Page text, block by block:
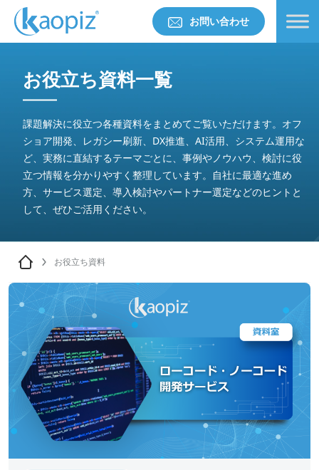
お問い合わせ
お役立ち資料一覧
課題解決に役立つ各種資料をまとめてご覧いただけます。オフ
ショア開発、レガシー刷新、DX推進、AI活用、システム運用な
ど、実務に直結するテーマごとに、事例やノウハウ、検討に役
立つ情報を分かりやすく整理しています。自社に最適な進め
方、サービス選定、導入検討やパートナー選定などのヒントと
して、ぜひご活用ください。
お役立ち資料